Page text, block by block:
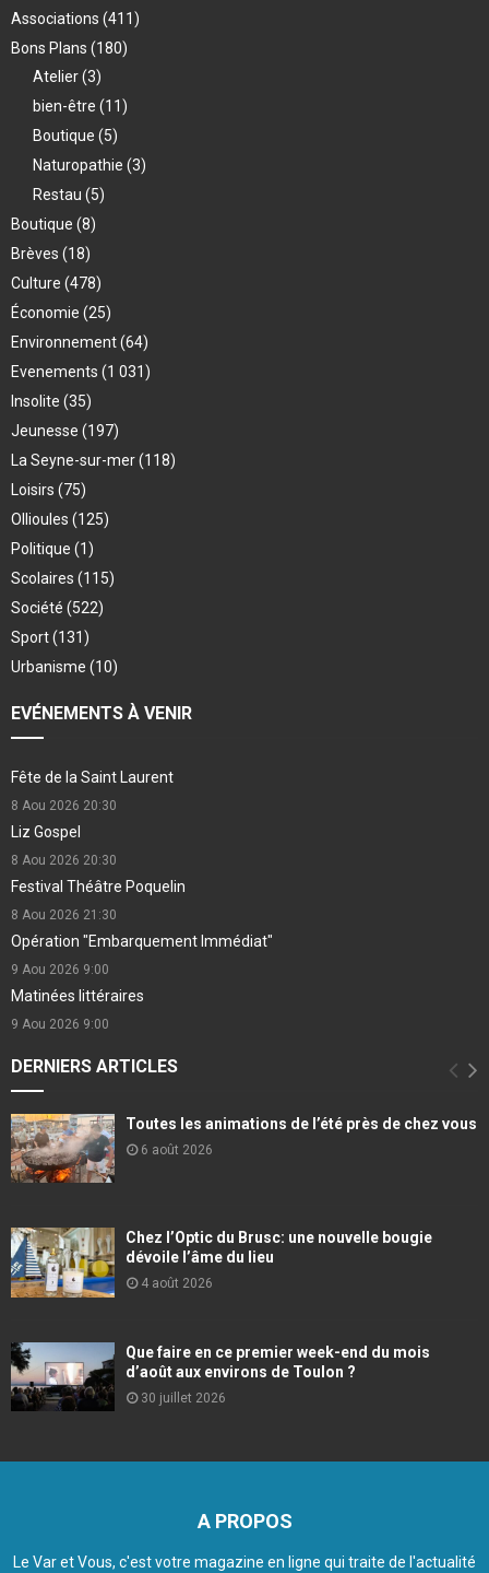
Associations (411)
Bons Plans (180)
Atelier(3)
bien-être (11)
Boutique (5)
Naturopathie (3)
Restau (5)
Boutique (8)
Brèves (18)
Culture (478)
Économie (25)
Environnement(64)
Evenements (1 031)
Insolite (35)
Jeunesse (197)
La Seyne-sur-mer(118)
Loisirs (75)
Ollioules (125)
Politique (1)
Scolaires (115)
Société (522)
Sport(131)
Urbanisme (10)
EVÉNEMENTS À VENIR
Fête de la Saint Laurent
8 Aou 2026 20:30
Liz Gospel
8 Aou 2026 20:30
Festival Théâtre Poquelin
8 Aou 2026 21:30
Opération "Embarquement Immédiat"
9 Aou 2026 9:00
Matinées littéraires
9 Aou 2026 9:00
DERNIERS ARTICLES
Toutes les animations de l’été près de chez vous
6 août 2026
Chez l’Optic du Brusc: une nouvelle bougie
dévoile l’âme du lieu
4 août 2026
Que faire en ce premier week-end du mois
d’août aux environs de Toulon ?
30 juillet 2026
A PROPOS
Le Var et Vous, c'est votre magazine en ligne qui traite de l'actualité